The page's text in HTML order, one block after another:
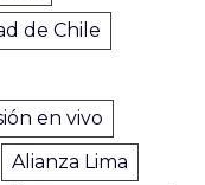
de Chile
en vivo
Alianza Lima